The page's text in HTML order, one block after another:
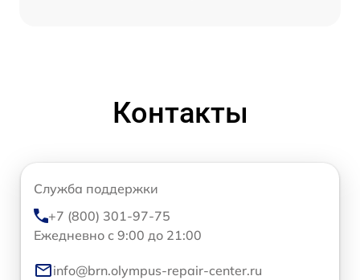
Контакты
Служба поддержки
+7 (800) 301-97-75
Ежедневно с 9:00 до 21:00
info@brn.olympus-repair-center.ru